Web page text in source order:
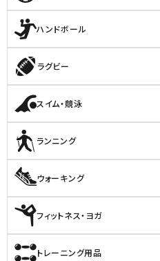
ハンドボール
ラグビー
スイム・競泳
ランニング
ウォーキング
フィットネス・ヨガ
トレーニング用品